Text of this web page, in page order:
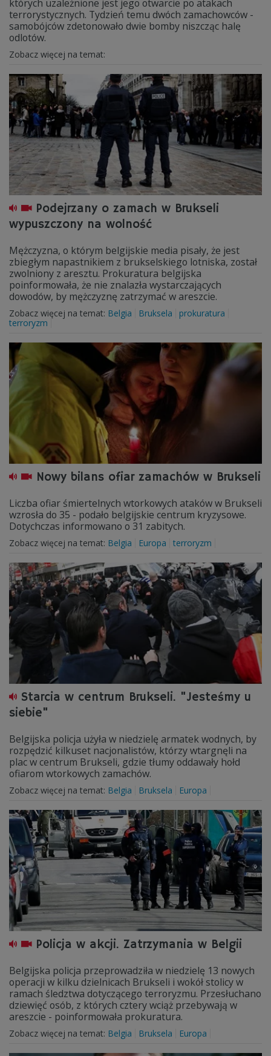
których uzależnione jest jego otwarcie po atakach
terrorystycznych. Tydzień temu dwóch zamachowców -
samobójców zdetonowało dwie bomby niszcząc halę
odlotów.
Zobacz więcej na temat:
Podejrzany o zamach w Brukseli
wypuszczony na wolność
Mężczyzna, o którym belgijskie media pisały, że jest
zbiegłym napastnikiem z brukselskiego lotniska, został
zwolniony z aresztu. Prokuratura belgijska
poinformowała, że nie znalazła wystarczających
dowodów, by mężczyznę zatrzymać w areszcie.
Zobacz więcej na temat: Belgia Bruksela
prokuratura
terroryzm
Nowy bilans ofiar zamachów w Brukseli
Liczba ofiar śmiertelnych wtorkowych ataków w Brukseli
wzrosła do 35 - podało belgijskie centrum kryzysowe.
Dotychczas informowano o 31 zabitych.
Zobacz więcej na temat: Belgia Europa terroryzm
Starcia w centrum Brukseli. "Jesteśmy u
siebie"
Belgijska policja użyła w niedzielę armatek wodnych, by
rozpędzić kilkuset nacjonalistów, którzy wtargnęli na
plac w centrum Brukseli, gdzie tłumy oddawały hołd
ofiarom wtorkowych zamachów.
Zobacz więcej na temat: Belgia Bruksela Europa
Policja w akcji. Zatrzymania w Belgii
Belgijska policja przeprowadziła w niedzielę 13 nowych
operacji w kilku dzielnicach Brukseli i wokół stolicy w
ramach śledztwa dotyczącego terroryzmu. Przesłuchano
dziewięć osób, z których cztery wciąż przebywają w
areszcie - poinformowała prokuratura.
Zobacz więcej na temat: Belgia Bruksela Europa